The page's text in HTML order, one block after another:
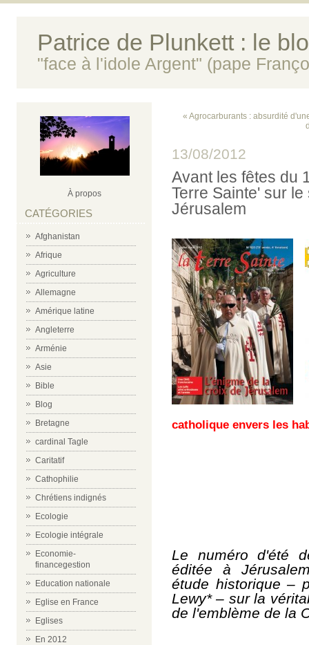
Patrice de Plunkett : le
"face à l'idole Argent" (pape
À propos
CATÉGORIES
Afghanistan
Afrique
Agriculture
Allemagne
Amérique latine
Angleterre
Arménie
Asie
Bible
Blog
Bretagne
cardinal Tagle
Caritatif
Cathophilie
Chrétiens indignés
Ecologie
Ecologie intégrale
Economie-
financegestion
Education nationale
Eglise en France
Eglises
En 2012
« Agrocarburants : absurdité
13/08/2012
Avant les fêtes du
Terre Sainte' sur
Jérusalem
catholique envers les
Le numéro d'été
éditée à
étude historique –
Lewy* – sur la
de l'emblème de la